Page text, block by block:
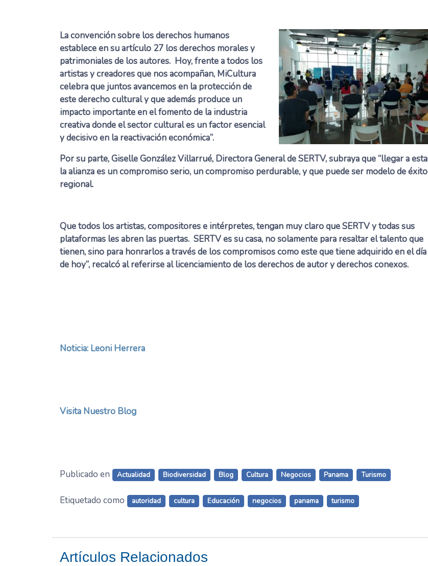
La convención sobre los derechos humanos
establece en su artículo 27 los derechos morales y
patrimoniales de los autores. Hoy, frente a todos los
artistas y creadores que nos acompañan, MiCultura
celebra que juntos avancemos en la protección de
este derecho cultural y que además produce un
impacto importante en el fomento de la industria
creativa donde el sector cultural es un factor esencial
y decisivo en la reactivación económica”.
Por su parte, Giselle González Villarrué, Directora General de SERTV, subraya que “llegar a esta
la alianza es un compromiso serio, un compromiso perdurable, y que puede ser modelo de éxito
regional.
Que todos los artistas, compositores e intérpretes, tengan muy claro que SERTV y todas sus
plataformas les abren las puertas. SERTV es su casa, no solamente para resaltar el talento que
tienen, sino para honrarlos a través de los compromisos como este que tiene adquirido en el día
de hoy”, recalcó al referirse al licenciamiento de los derechos de autor y derechos conexos.
Noticia: Leoni Herrera
Visita Nuestro Blog
Publicado en Actualidad Biodiversidad Blog Cultura Negocios Panama Turismo
Etiquetado como autoridad cultura Educación negocios panama turismo
Artículos Relacionados